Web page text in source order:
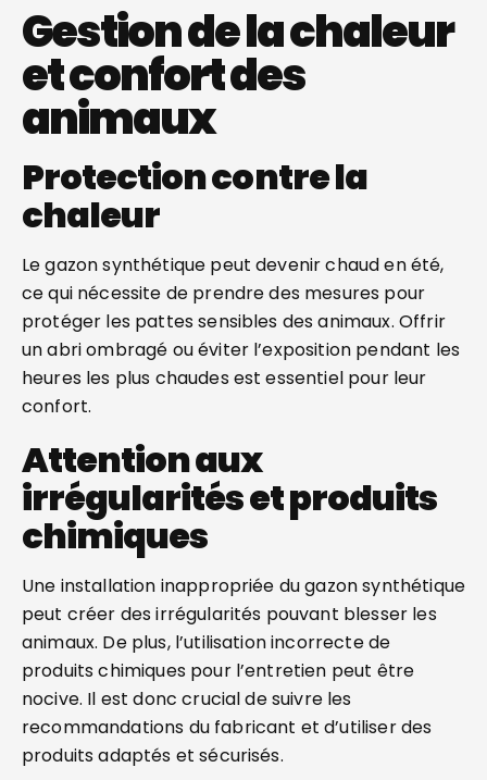
Gestion de la chaleur
et confort des
animaux
Protection contre la
chaleur
Le gazon synthétique peut devenir chaud en été,
ce qui nécessite de prendre des mesures pour
protéger les pattes sensibles des animaux. Offrir
un abri ombragé ou éviter l’exposition pendant les
heures les plus chaudes est essentiel pour leur
confort.
Attention aux
irrégularités et produits
chimiques
Une installation inappropriée du gazon synthétique
peut créer des irrégularités pouvant blesser les
animaux. De plus, l’utilisation incorrecte de
produits chimiques pour l’entretien peut être
nocive. Il est donc crucial de suivre les
recommandations du fabricant et d’utiliser des
produits adaptés et sécurisés.